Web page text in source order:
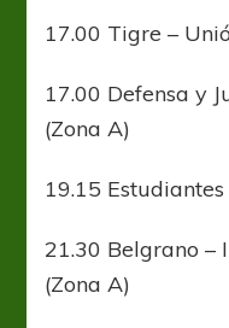
17.00 Tigre –
17.00 Defensa y
(Zona A)
19.15
21.30 Belgrano –
(Zona A)